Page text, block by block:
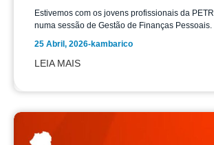
Estivemos com os jovens profissionais da
numa sessão de Gestão de Finanças Pessoais.
25 Abril, 2026-kambarico
LEIA MAIS